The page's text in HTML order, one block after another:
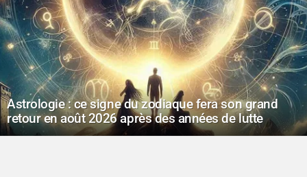
Astrologie : ce signe du zodiaque fera son grand
retour en août 2026 après des années de lutte